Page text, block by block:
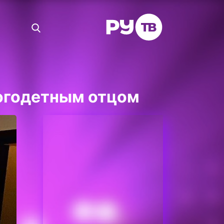
отцом